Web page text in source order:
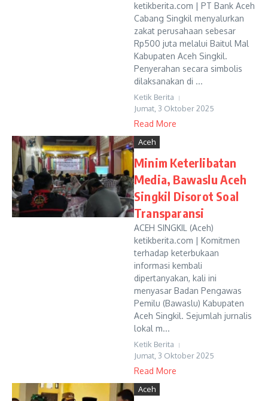
ketikberita.com | PT Bank Aceh
Cabang Singkil menyalurkan
zakat perusahaan sebesar
Rp500 juta melalui Baitul Mal
Kabupaten Aceh Singkil.
Penyerahan secara simbolis
dilaksanakan di ...
Ketik Berita
Jumat, 3 Oktober 2025
Read More
Aceh
Minim Keterlibatan
Media, Bawaslu Aceh
Singkil Disorot Soal
Transparansi
ACEH SINGKIL (Aceh)
ketikberita.com | Komitmen
terhadap keterbukaan
informasi kembali
dipertanyakan, kali ini
menyasar Badan Pengawas
Pemilu (Bawaslu) Kabupaten
Aceh Singkil. Sejumlah jurnalis
lokal m...
Ketik Berita
Jumat, 3 Oktober 2025
Read More
Aceh